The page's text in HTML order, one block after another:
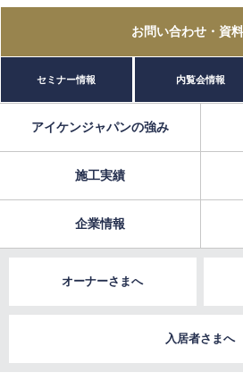
お問い合わせ ・資
セミナー情報 内覧会情報
アイケンジャパンの強み
施工実績
企業情報
オーナーさまへ
入居者さまへ